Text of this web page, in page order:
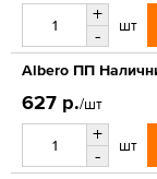
+
-
шт
Albero ПП
627 р./шт
+
-
шт